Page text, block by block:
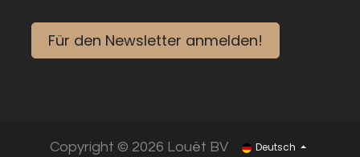
Für den Newsletter anmelden!
Copyright © 2026 Louët BV Deutsch